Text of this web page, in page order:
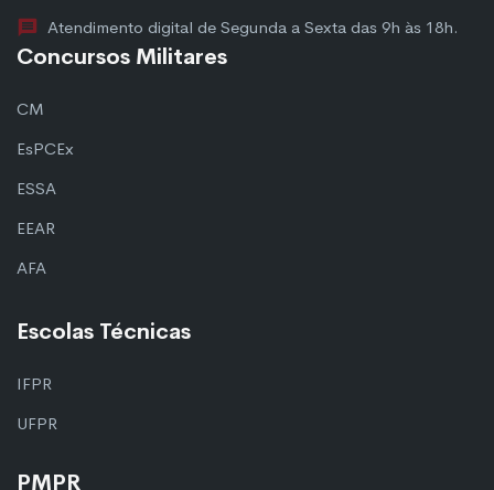
Atendimento digital de Segunda a Sexta das 9h às 18h.
Concursos Militares
CM
EsPCEx
ESSA
EEAR
AFA
Escolas Técnicas
IFPR
UFPR
PMPR